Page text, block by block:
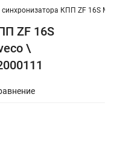
синхронизатора КПП ZF 16S
ZF 16S
\